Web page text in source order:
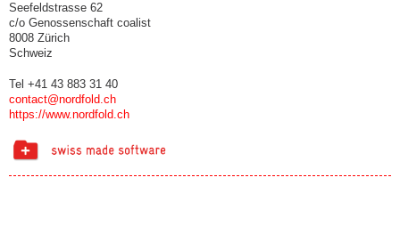
Seefeldstrasse 62
c/o Genossenschaft coalist
8008 Zürich
Schweiz
Tel +41 43 883 31 40
contact@nordfold.ch
https://www.nordfold.ch